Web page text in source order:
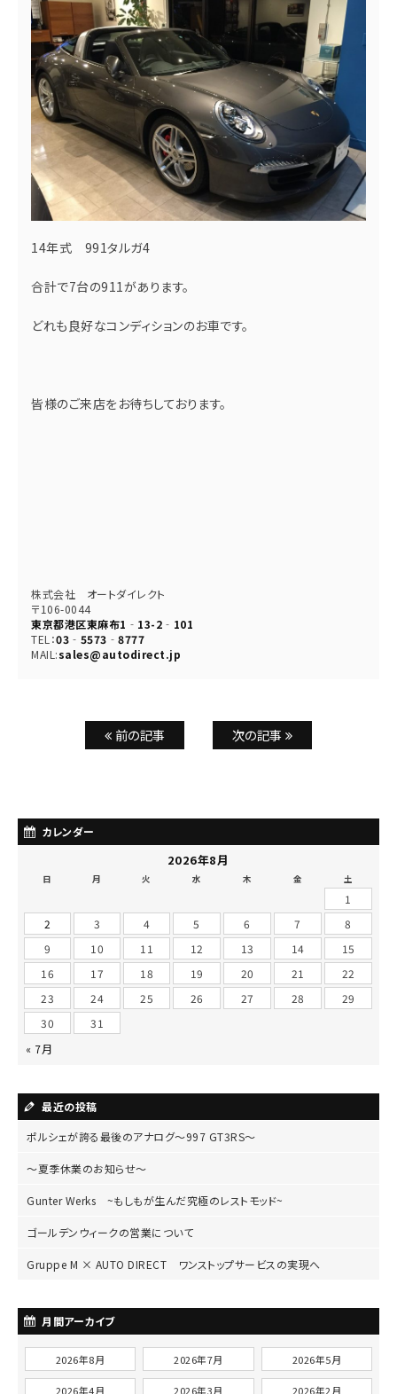
14年式 991タルガ4
合計で7台の911があります。
どれも良好なコンディションのお車です。
皆様のご来店をお待ちしております。
株式会社 オートダイレクト
〒106-0044
東京都港区東麻布1‐13-2‐101
TEL：03‐5573‐8777
MAIL:sales@autodirect.jp
前の記事 次の記事
カレンダー
2026年8月
日 月 火 水 木 金 土
1
2
3 4 5 6 7
8
9
10 11 12 13 14
15
16
17 18 19 20 21
22
23
24 25 26 27 28
29
30
31
« 7月
最近の投稿
ポルシェが誇る最後のアナログ～997 GT3RS～
～夏季休業のお知らせ～
Gunter Werks ~もしもが生んだ究極のレストモッド~
ゴールデンウィークの営業について
Gruppe M × AUTO DIRECT ワンストップサービスの実現へ
月間アーカイブ
2026年8月 2026年7月 2026年5月
2026年4月 2026年3月 2026年2月